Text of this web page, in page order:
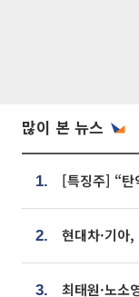
많이 본 뉴스
1.
2.
3.